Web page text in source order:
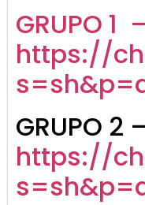
GRUPO 1 –
https://
GRUPO 2 –
https://